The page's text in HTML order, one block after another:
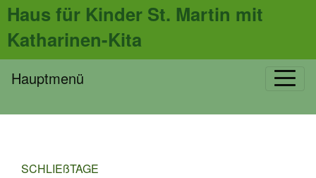
Haus für Kinder St. Martin mit
Katharinen-Kita
Hauptmenü
SCHLIEßTAGE